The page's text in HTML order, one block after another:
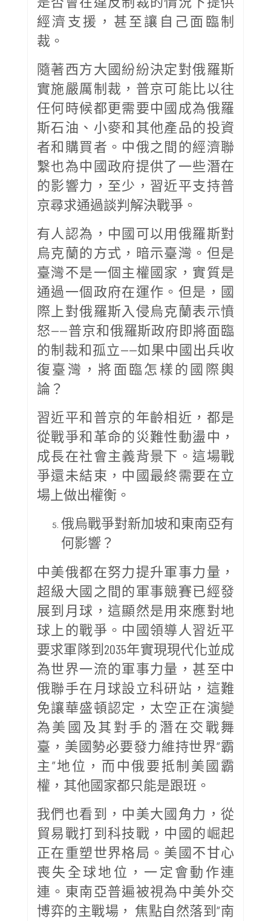
經濟支援，甚至讓自己面臨制
裁。
隨著西方大國紛紛決定對俄羅斯
實施嚴厲制裁，普京可能比以往
任何時候都更需要中國成為俄羅
斯石油、小麥和其他產品的投資
者和購買者。中俄之間的經濟聯
繫也為中國政府提供了一些潛在
的影響力，至少，習近平支持普
京尋求通過談判解決戰爭。
有人認為，中國可以用俄羅斯對
烏克蘭的方式，暗示臺灣。但是
臺灣不是一個主權國家，實質是
通過一個政府在運作。但是，國
際上對俄羅斯入侵烏克蘭表示憤
怒——普京和俄羅斯政府即將面臨
的制裁和孤立——如果中國出兵收
復臺灣，將面臨怎樣的國際輿
論？
習近平和普京的年齡相近，都是
從戰爭和革命的災難性動盪中，
成長在社會主義背景下。這場戰
爭還未結束，中國最終需要在立
場上做出權衡。
俄烏戰爭對新加坡和東南亞有
何影響？
中美俄都在努力提升軍事力量，
超級大國之間的軍事競賽已經發
展到月球，這顯然是用來應對地
球上的戰爭。中國領導人習近平
要求軍隊到2035年實現現代化並成
為世界一流的軍事力量，甚至中
俄聯手在月球設立科研站，這難
免讓華盛頓認定，太空正在演變
為美國及其對手的潛在交戰舞
臺，美國勢必要發力維持世界“霸
主”地位，而中俄要抵制美國霸
權，其他國家都只能是跟班。
我們也看到，中美大國角力，從
貿易戰打到科技戰，中國的崛起
正在重塑世界格局。美國不甘心
喪失全球地位，一定會動作連
連。東南亞普遍被視為中美外交
博弈的主戰場， 焦點自然落到“南